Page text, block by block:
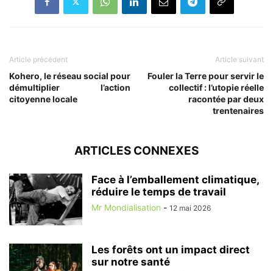
Article précédent
Kohero, le réseau social pour
démultiplier l’action
citoyenne locale
Article suivant
Fouler la Terre pour servir le
collectif : l’utopie réelle
racontée par deux
trentenaires
ARTICLES CONNEXES
Face à l’emballement climatique,
réduire le temps de travail
Mr Mondialisation - 12 mai 2026
Les forêts ont un impact direct
sur notre santé